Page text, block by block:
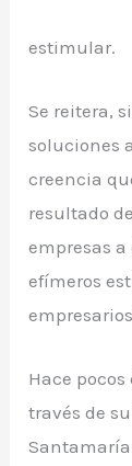
estimular.
Se reitera,
soluciones
creencia
resultado
empresas
efímeros
Hace
través de